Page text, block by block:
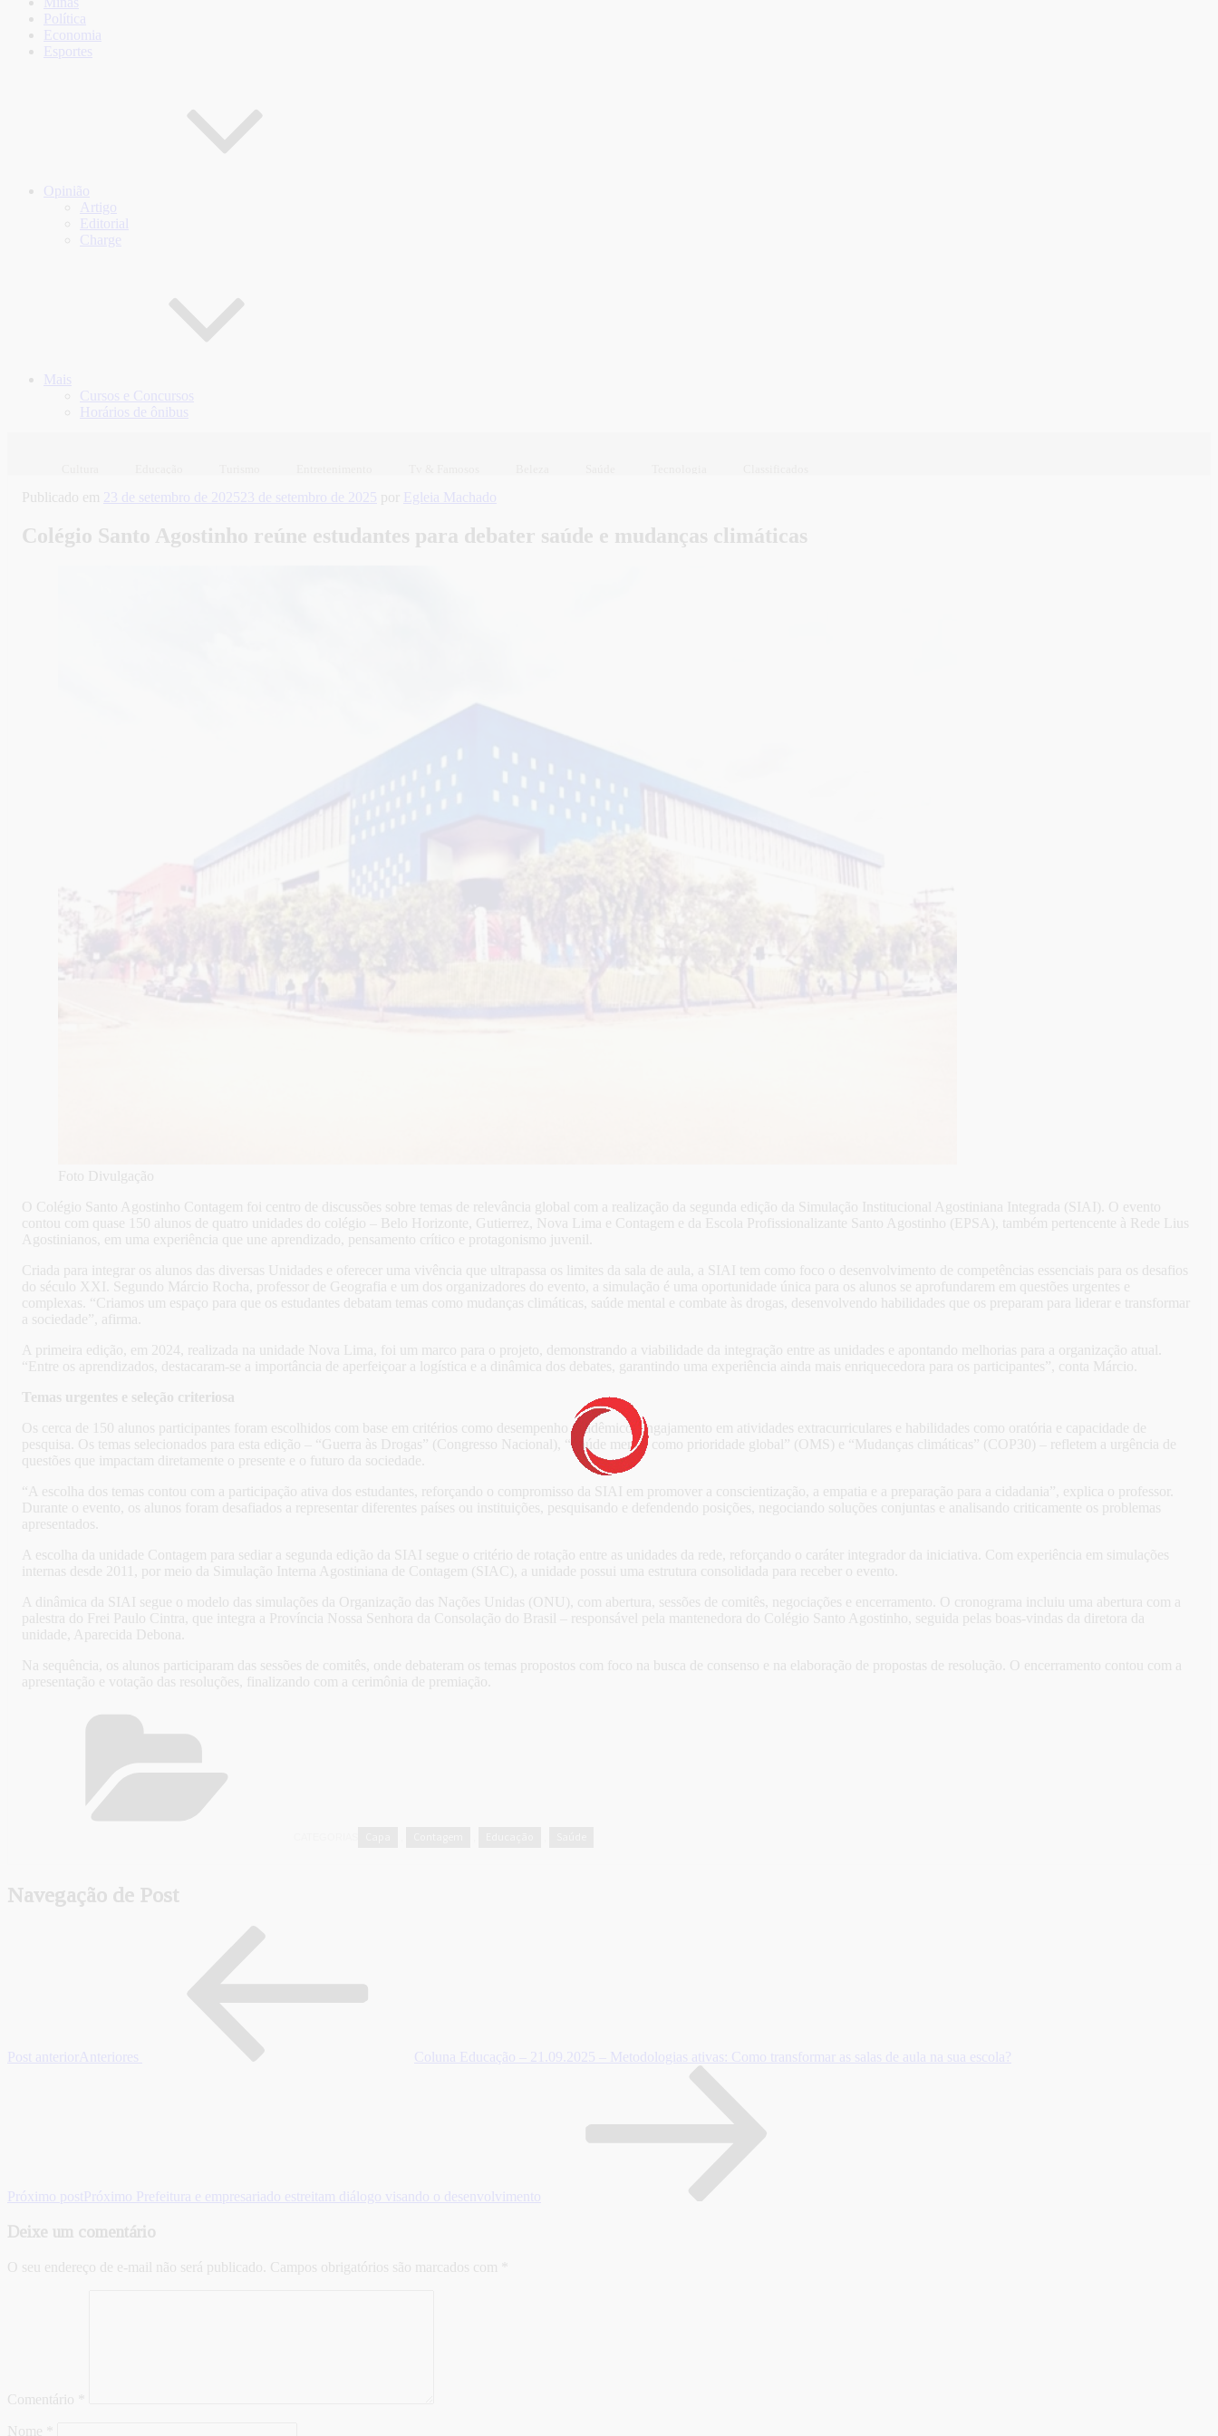
Política
Economia
Esportes
Opinião
Artigo
Editorial
Charge
Mais
Cursos e Concursos
Horários de ônibus
Publicado em 23 de setembro de 2025 23 de setembro de 2025 por Egleia Machado
Colégio Santo Agostinho reúne estudantes para debater saúde e mudanças climáticas
Foto Divulgação
O Colégio Santo Agostinho Contagem foi centro de discussões sobre temas de relevância global com a realização da segunda edição da Simulação Institucional Agostiniana Integrada (SIAI). O evento
contou com quase 150 alunos de quatro unidades do colégio – Belo Horizonte, Gutierrez, Nova Lima e Contagem e da Escola Profissionalizante Santo Agostinho (EPSA), também pertencente à Rede Lius
Agostinianos, em uma experiência que une aprendizado, pensamento crítico e protagonismo juvenil.
Criada para integrar os alunos das diversas Unidades e oferecer uma vivência que ultrapassa os limites da sala de aula, a SIAI tem como foco o desenvolvimento de competências essenciais para os desafios
do século XXI. Segundo Márcio Rocha, professor de Geografia e um dos organizadores do evento, a simulação é uma oportunidade única para os alunos se aprofundarem em questões urgentes e
complexas. “Criamos um espaço para que os estudantes debatam temas como mudanças climáticas, saúde mental e combate às drogas, desenvolvendo habilidades que os preparam para liderar e transformar
a sociedade”, afirma.
A primeira edição, em 2024, realizada na unidade Nova Lima, foi um marco para o projeto, demonstrando a viabilidade da integração entre as unidades e apontando melhorias para a organização atual.
“Entre os aprendizados, destacaram-se a importância de aperfeiçoar a logística e a dinâmica dos debates, garantindo uma experiência ainda mais enriquecedora para os participantes”, conta Márcio.
Temas urgentes e seleção criteriosa
Os cerca de 150 alunos participantes foram escolhidos com base em critérios como desempenho acadêmico, engajamento em atividades extracurriculares e habilidades como oratória e capacidade de
pesquisa. Os temas selecionados para esta edição – “Guerra às Drogas” (Congresso Nacional), “Saúde mental como prioridade global” (OMS) e “Mudanças climáticas” (COP30) – refletem a urgência de
questões que impactam diretamente o presente e o futuro da sociedade.
“A escolha dos temas contou com a participação ativa dos estudantes, reforçando o compromisso da SIAI em promover a conscientização, a empatia e a preparação para a cidadania”, explica o professor.
Durante o evento, os alunos foram desafiados a representar diferentes países ou instituições, pesquisando e defendendo posições, negociando soluções conjuntas e analisando criticamente os problemas
apresentados.
A escolha da unidade Contagem para sediar a segunda edição da SIAI segue o critério de rotação entre as unidades da rede, reforçando o caráter integrador da iniciativa. Com experiência em simulações
internas desde 2011, por meio da Simulação Interna Agostiniana de Contagem (SIAC), a unidade possui uma estrutura consolidada para receber o evento.
A dinâmica da SIAI segue o modelo das simulações da Organização das Nações Unidas (ONU), com abertura, sessões de comitês, negociações e encerramento. O cronograma incluiu uma abertura com a
palestra do Frei Paulo Cintra, que integra a Província Nossa Senhora da Consolação do Brasil – responsável pela mantenedora do Colégio Santo Agostinho, seguida pelas boas-vindas da diretora da
unidade, Aparecida Debona.
Na sequência, os alunos participaram das sessões de comitês, onde debateram os temas propostos com foco na busca de consenso e na elaboração de propostas de resolução. O encerramento contou com a
apresentação e votação das resoluções, finalizando com a cerimônia de premiação.
Navegação de Post
Post anterior Anteriores Coluna Educação – 21.09.2025 – Metodologias ativas: Como transformar as salas de aula na sua escola?
Próximo post Próximo Prefeitura e empresariado estreitam diálogo visando o desenvolvimento
Deixe um comentário
O seu endereço de e-mail não será publicado. Campos obrigatórios são marcados com
Comentário
Nome